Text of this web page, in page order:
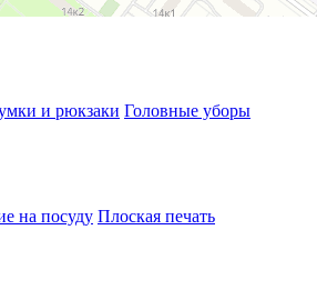
и рюкзаки Головные уборы
на посуду Плоская печать